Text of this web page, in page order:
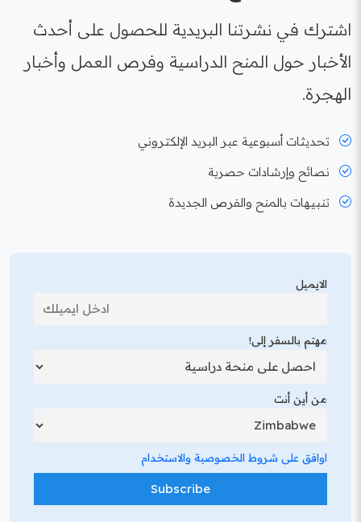
اشترك في نشرتنا البريدية للحصول على أحدث
الأخبار حول المنح الدراسية وفرص العمل وأخبار
الهجرة.
تحديثات أسبوعية عبر البريد الإلكتروني
نصائح وإرشادات حصرية
تنبيهات بالمنح والفرص الجديدة
الايميل
مهتم بالسفر إلى!
من أين أنت
اوافق على شروط الخصوصية والاستخدام